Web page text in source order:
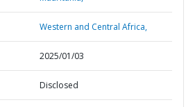
Western and Central Africa,
2025/01/03
Disclosed